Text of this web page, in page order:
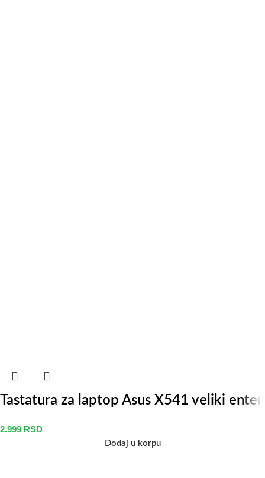
Tastatura za laptop Asus X541 veliki enter
2.999 RSD
Dodaj u korpu